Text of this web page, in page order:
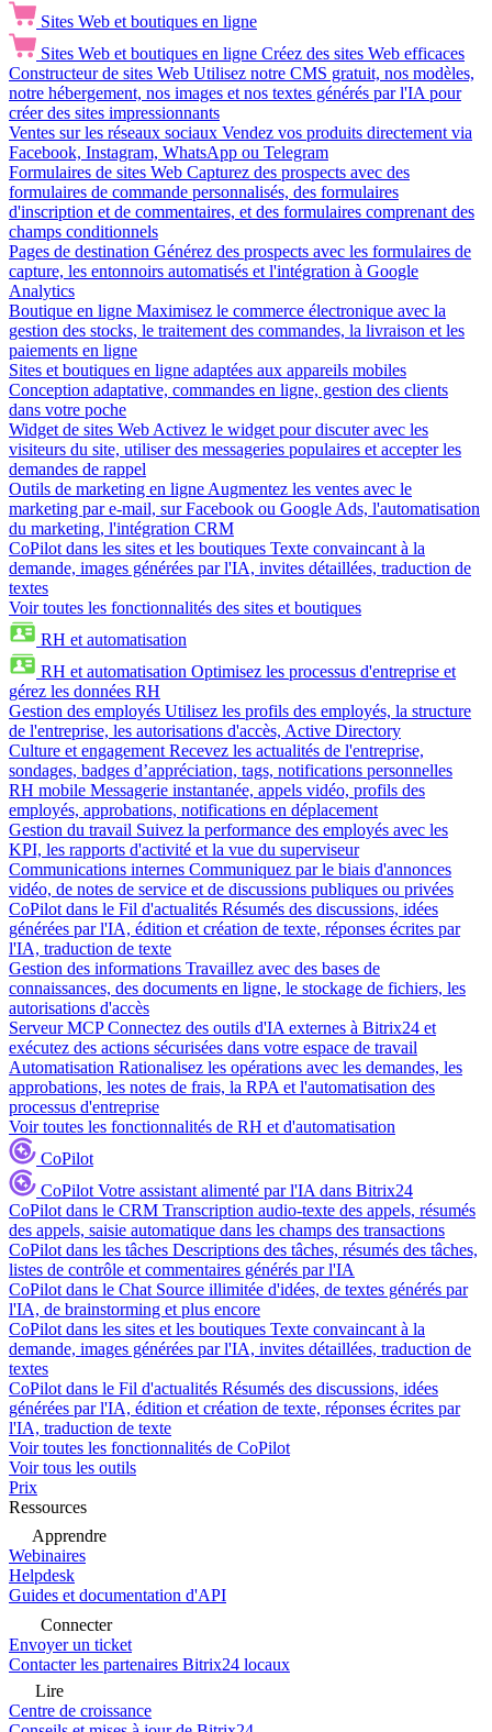
Sites Web et boutiques en ligne
Sites Web et boutiques en ligne Créez des sites Web efficaces
Constructeur de sites Web Utilisez notre CMS gratuit, nos modèles,
notre hébergement, nos images et nos textes générés par l'IA pour
créer des sites impressionnants
Ventes sur les réseaux sociaux Vendez vos produits directement via
Facebook, Instagram, WhatsApp ou Telegram
Formulaires de sites Web Capturez des prospects avec des
formulaires de commande personnalisés, des formulaires
d'inscription et de commentaires, et des formulaires comprenant des
champs conditionnels
Pages de destination Générez des prospects avec les formulaires de
capture, les entonnoirs automatisés et l'intégration à Google
Analytics
Boutique en ligne Maximisez le commerce électronique avec la
gestion des stocks, le traitement des commandes, la livraison et les
paiements en ligne
Sites et boutiques en ligne adaptées aux appareils mobiles
Conception adaptative, commandes en ligne, gestion des clients
dans votre poche
Widget de sites Web Activez le widget pour discuter avec les
visiteurs du site, utiliser des messageries populaires et accepter les
demandes de rappel
Outils de marketing en ligne Augmentez les ventes avec le
marketing par e-mail, sur Facebook ou Google Ads, l'automatisation
du marketing, l'intégration CRM
CoPilot dans les sites et les boutiques Texte convaincant à la
demande, images générées par l'IA, invites détaillées, traduction de
textes
Voir toutes les fonctionnalités des sites et boutiques
RH et automatisation
RH et automatisation Optimisez les processus d'entreprise et
gérez les données RH
Gestion des employés Utilisez les profils des employés, la structure
de l'entreprise, les autorisations d'accès, Active Directory
Culture et engagement Recevez les actualités de l'entreprise,
sondages, badges d’appréciation, tags, notifications personnelles
RH mobile Messagerie instantanée, appels vidéo, profils des
employés, approbations, notifications en déplacement
Gestion du travail Suivez la performance des employés avec les
KPI, les rapports d'activité et la vue du superviseur
Communications internes Communiquez par le biais d'annonces
vidéo, de notes de service et de discussions publiques ou privées
CoPilot dans le Fil d'actualités Résumés des discussions, idées
générées par l'IA, édition et création de texte, réponses écrites par
l'IA, traduction de texte
Gestion des informations Travaillez avec des bases de
connaissances, des documents en ligne, le stockage de fichiers, les
autorisations d'accès
Serveur MCP Connectez des outils d'IA externes à Bitrix24 et
exécutez des actions sécurisées dans votre espace de travail
Automatisation Rationalisez les opérations avec les demandes, les
approbations, les notes de frais, la RPA et l'automatisation des
processus d'entreprise
Voir toutes les fonctionnalités de RH et d'automatisation
CoPilot
CoPilot Votre assistant alimenté par l'IA dans Bitrix24
CoPilot dans le CRM Transcription audio-texte des appels, résumés
des appels, saisie automatique dans les champs des transactions
CoPilot dans les tâches Descriptions des tâches, résumés des tâches,
listes de contrôle et commentaires générés par l'IA
CoPilot dans le Chat Source illimitée d'idées, de textes générés par
l'IA, de brainstorming et plus encore
CoPilot dans les sites et les boutiques Texte convaincant à la
demande, images générées par l'IA, invites détaillées, traduction de
textes
CoPilot dans le Fil d'actualités Résumés des discussions, idées
générées par l'IA, édition et création de texte, réponses écrites par
l'IA, traduction de texte
Voir toutes les fonctionnalités de CoPilot
Voir tous les outils
Prix
Ressources
Apprendre
Webinaires
Helpdesk
Guides et documentation d'API
Connecter
Envoyer un ticket
Contacter les partenaires Bitrix24 locaux
Lire
Centre de croissance